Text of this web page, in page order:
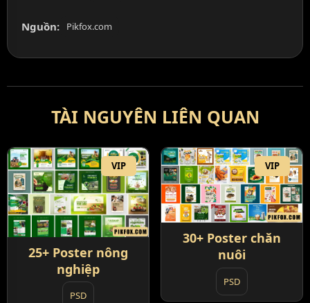
Nguồn: Pikfox.com
TÀI NGUYÊN LIÊN QUAN
VIP
25+ Poster nông
nghiệp
PSD
VIP
30+ Poster chăn
nuôi
PSD